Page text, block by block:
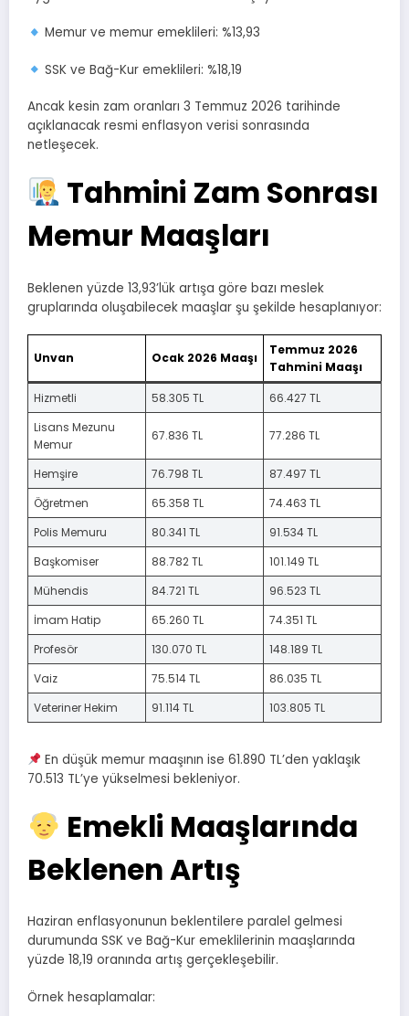
Memur ve memur emeklileri: %13,93
SSK ve Bağ-Kur emeklileri: %18,19
Ancak kesin zam oranları 3 Temmuz 2026 tarihinde
açıklanacak resmi enflasyon verisi sonrasında
netleşecek.
Tahmini Zam Sonrası
Memur Maaşları
Beklenen yüzde 13,93’lük artışa göre bazı meslek
gruplarında oluşabilecek maaşlar şu şekilde hesaplanıyor:
Unvan Ocak 2026 Maaşı
Temmuz 2026
Tahmini Maaşı
Hizmetli
58.305 TL
66.427 TL
Lisans Mezunu
Memur
67.836 TL 77.286 TL
Hemşire 76.798 TL
87.497 TL
Öğretmen
65.358 TL
74.463 TL
Polis Memuru
80.341 TL
91.534 TL
Başkomiser
88.782 TL
101.149 TL
Mühendis
84.721 TL
96.523 TL
İmam Hatip
65.260 TL
74.351 TL
Profesör
130.070 TL
148.189 TL
Vaiz
75.514 TL
86.035 TL
Veteriner Hekim
91.114 TL 103.805 TL
En düşük memur maaşının ise 61.890 TL’den yaklaşık
70.513 TL’ye yükselmesi bekleniyor.
Emekli Maaşlarında
Beklenen Artış
Haziran enflasyonunun beklentilere paralel gelmesi
durumunda SSK ve Bağ-Kur emeklilerinin maaşlarında
yüzde 18,19 oranında artış gerçekleşebilir.
Örnek hesaplamalar: